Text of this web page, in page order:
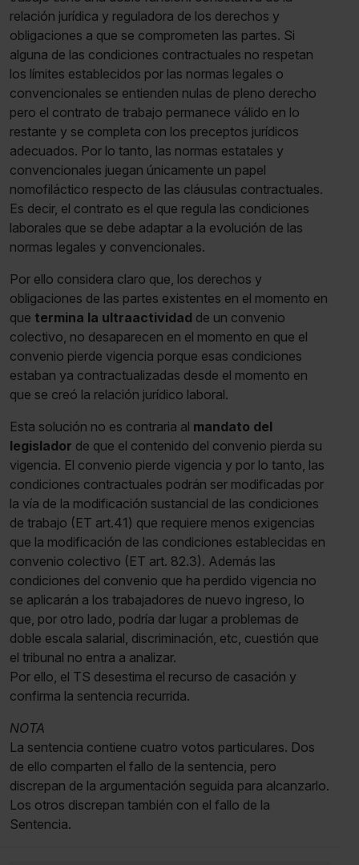
relación jurídica y reguladora de los derechos y
obligaciones a que se comprometen las partes. Si
alguna de las condiciones contractuales no respetan
los límites establecidos por las normas legales o
convencionales se entienden nulas de pleno derecho
pero el contrato de trabajo permanece válido en lo
restante y se completa con los preceptos jurídicos
adecuados. Por lo tanto, las normas estatales y
convencionales juegan únicamente un papel
nomofiláctico respecto de las cláusulas contractuales.
Es decir, el contrato es el que regula las condiciones
laborales que se debe adaptar a la evolución de las
normas legales y convencionales.
Por ello considera claro que, los derechos y
obligaciones de las partes existentes en el momento en
que termina la ultraactividad de un convenio
colectivo, no desaparecen en el momento en que el
convenio pierde vigencia porque esas condiciones
estaban ya contractualizadas desde el momento en
que se creó la relación jurídico laboral.
Esta solución no es contraria al mandato del
legislador de que el contenido del convenio pierda su
vigencia. El convenio pierde vigencia y por lo tanto, las
condiciones contractuales podrán ser modificadas por
la vía de la modificación sustancial de las condiciones
de trabajo (ET art.41) que requiere menos exigencias
que la modificación de las condiciones establecidas en
convenio colectivo (ET art. 82.3). Además las
condiciones del convenio que ha perdido vigencia no
se aplicarán a los trabajadores de nuevo ingreso, lo
que, por otro lado, podría dar lugar a problemas de
doble escala salarial, discriminación, etc, cuestión que
el tribunal no entra a analizar.
Por ello, el TS desestima el recurso de casación y
confirma la sentencia recurrida.
NOTA
La sentencia contiene cuatro votos particulares. Dos
de ello comparten el fallo de la sentencia, pero
discrepan de la argumentación seguida para alcanzarlo.
Los otros discrepan también con el fallo de la
Sentencia.